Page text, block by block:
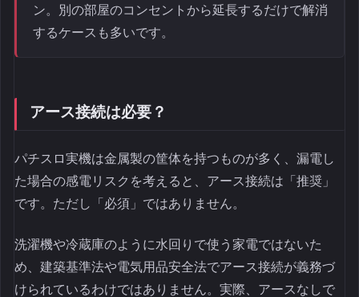
ン。別の部屋のコンセントから延長するだけで解消
するケースも多いです。
アース接続は必要？
パチスロ実機は金属製の筐体を持つものが多く、漏電し
た場合の感電リスクを考えると、アース接続は「推奨」
です。ただし「必須」ではありません。
洗濯機や冷蔵庫のように水回りで使う家電ではないた
め、建築基準法や電気用品安全法でアース接続が義務づ
けられているわけではありません。実際、アースなしで